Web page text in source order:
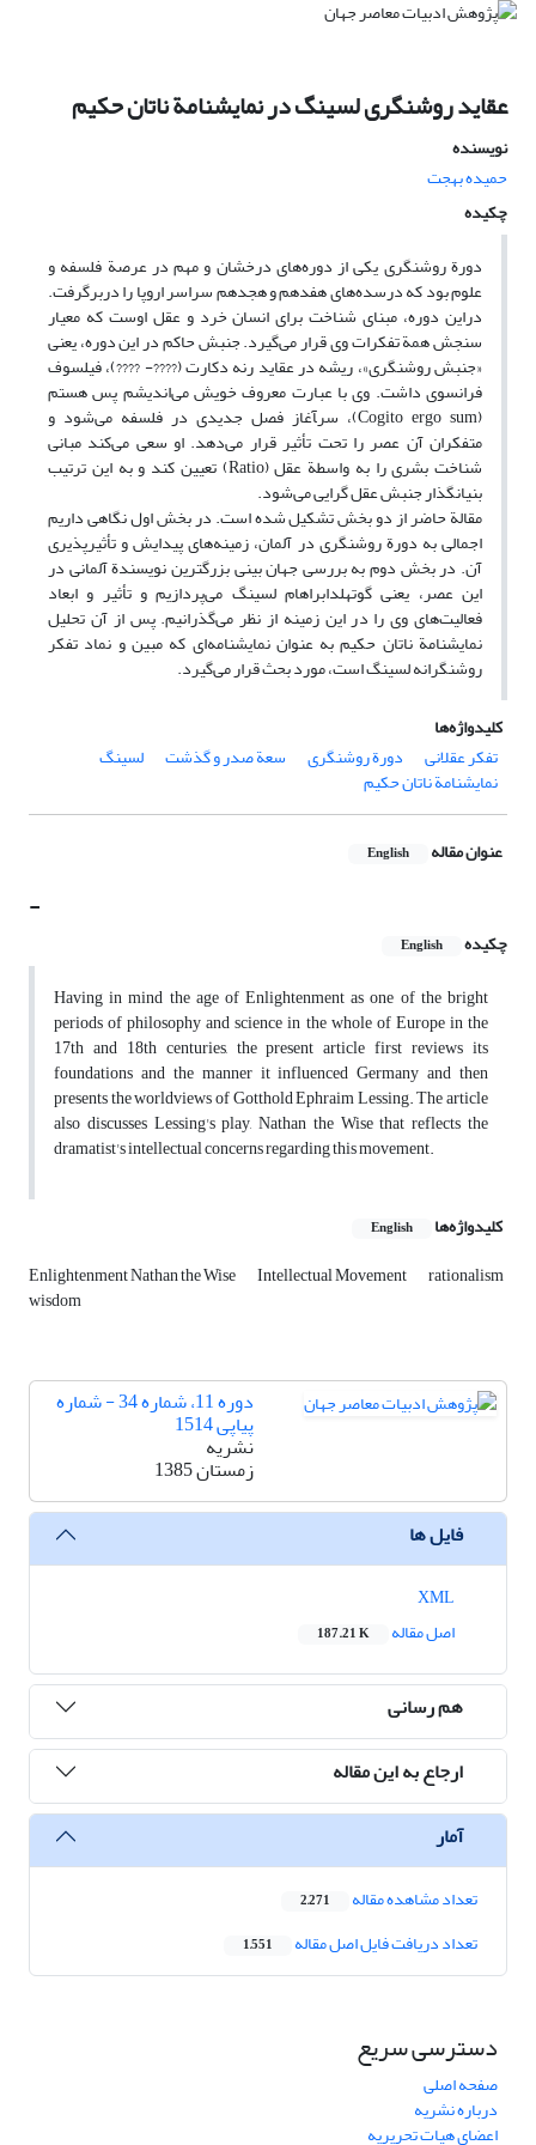
عقاید روشنگری لسینگ در نمایشنامة ناتان حکیم
نویسنده
حمیده بهجت
چکیده
دورة روشنگری یکی از دوره‌های درخشان و مهم در عرصة فلسفه و
علوم بود‌‌‌‌‌‌‌‌‌ که درسده‌های هفدهم و هجدهم سراسر اروپا را دربرگرفت.
دراین دوره، مبنای شناخت برای انسان خرد و عقل اوست که معیار
سنجش همة تفکرات وی قرار می‌گیرد. جنبش حاکم در این دوره، یعنی
«جنبش روشنگری»، ریشه در عقاید رنه دکارت (????- ????)، فیلسوف
فرانسوی داشت. وی با عبارت معروف خویش می‌اندیشم پس هستم
(Cogito ergo sum)، سر‍آغاز فصل جدیدی در فلسفه می‌شود و
متفکران آن عصر را تحت تأثیر قرار می‌دهد. او سعی می‌کند مبانی
شناخت بشری را به واسطة عقل (Ratio) تعیین کند و به این ترتیب
بنیانگذار جنبش عقل گرایی می‌شود.
مقالة حاضر از دو بخش تشکیل شده است. در بخش اول نگاهی داریم
اجمالی به دورة روشنگری در آلمان، زمینه‌های پیدایش و تأثیرپذیری
آن. در بخش دوم به بررسی جهان بینی بزرگترین نویسندة آلمانی در
این عصر، یعنی گوتهلدابراهام لسینگ می‌پردازیم و تأثیر و ابعاد
فعالیت‌های وی را در این زمینه از نظر می‌گذرانیم. پس از آن تحلیل
نمایشنامة ناتان حکیم به عنوان نمایشنامه‌ای که مبین و نماد تفکر
روشنگرانه لسینگ است، مورد بحث قرار می‌گیرد.
کلیدواژه‌ها
تفکر عقلانی
دورة روشنگری سعة صدر و گذشت لسینگ
نمایشنامة ناتان حکیم
عنوان مقاله English
-
چکیده English
Having in mind the age of Enlightenment as one of the bright
periods of philosophy and science in the whole of Europe in the
17th and 18th centuries, the present article first reviews its
foundations and the manner it influenced Germany and then
presents the worldviews of Gotthold Ephraim Lessing. The article
also discusses Lessing's play, Nathan the Wise that reflects the
dramatist's intellectual concerns regarding this movement.
کلیدواژه‌ها English
Enlightenment Nathan the Wise Intellectual Movement rationalism
wisdom
دوره 11، شماره 34 - شماره
پیاپی 1514
نشریه
زمستان 1385
فایل ها
اصل مقاله
187.21 K
هم رسانی
ارجاع به این مقاله
آمار
تعداد مشاهده مقاله 2,271
تعداد دریافت فایل اصل مقاله 1,551
دسترسی سریع
صفحه اصلی
درباره نشریه
اعضای هیات تحریریه